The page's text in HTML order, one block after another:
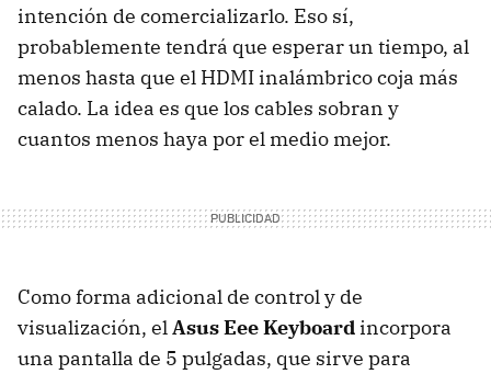
intención de comercializarlo. Eso sí,
probablemente tendrá que esperar un tiempo, al
menos hasta que el HDMI inalámbrico coja más
calado. La idea es que los cables sobran y
cuantos menos haya por el medio mejor.
Como forma adicional de control y de
visualización, elAsus Eee Keyboard incorpora
una pantalla de 5 pulgadas, que sirve para